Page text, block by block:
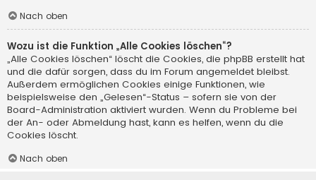
Nach oben
Wozu ist die Funktion „Alle Cookies löschen“?
„Alle Cookies löschen“ löscht die Cookies, die phpBB erstellt hat
und die dafür sorgen, dass du im Forum angemeldet bleibst.
Außerdem ermöglichen Cookies einige Funktionen, wie
beispielsweise den „Gelesen“-Status – sofern sie von der
Board-Administration aktiviert wurden. Wenn du Probleme bei
der An- oder Abmeldung hast, kann es helfen, wenn du die
Cookies löscht.
Nach oben